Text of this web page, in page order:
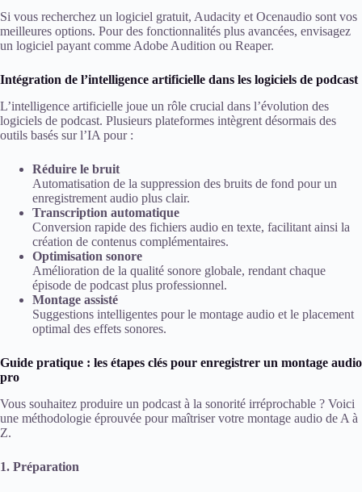
Si vous recherchez un logiciel gratuit, Audacity et Ocenaudio sont vos
meilleures options. Pour des fonctionnalités plus avancées, envisagez
un logiciel payant comme Adobe Audition ou Reaper.
Intégration de l’intelligence artificielle dans les logiciels de podcast
L’intelligence artificielle joue un rôle crucial dans l’évolution des
logiciels de podcast. Plusieurs plateformes intègrent désormais des
outils basés sur l’IA pour :
Réduire le bruit
Automatisation de la suppression des bruits de fond pour un
enregistrement audio plus clair.
Transcription automatique
Conversion rapide des fichiers audio en texte, facilitant ainsi la
création de contenus complémentaires.
Optimisation sonore
Amélioration de la qualité sonore globale, rendant chaque
épisode de podcast plus professionnel.
Montage assisté
Suggestions intelligentes pour le montage audio et le placement
optimal des effets sonores.
Guide pratique : les étapes clés pour enregistrer un montage audio
pro
Vous souhaitez produire un podcast à la sonorité irréprochable ? Voici
une méthodologie éprouvée pour maîtriser votre montage audio de A à
Z.
1. Préparation